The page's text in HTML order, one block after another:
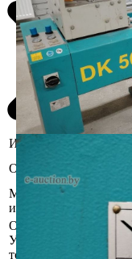
Информация о
Описание имущества
Местоположение
имущества
Осмотр объекта
Участник
торгов осмотреть